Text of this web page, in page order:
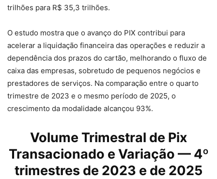
trilhões para R$ 35,3 trilhões.
O estudo mostra que o avanço do PIX contribui para
acelerar a liquidação financeira das operações e reduzir a
dependência dos prazos do cartão, melhorando o fluxo de
caixa das empresas, sobretudo de pequenos negócios e
prestadores de serviços. Na comparação entre o quarto
trimestre de 2023 e o mesmo período de 2025, o
crescimento da modalidade alcançou 93%.
Volume Trimestral de Pix
Transacionado e Variação — 4º
trimestres de 2023 e de 2025